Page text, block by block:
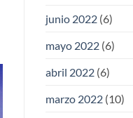
junio 2022(6)
mayo 2022(6)
abril 2022(6)
marzo 2022(10)